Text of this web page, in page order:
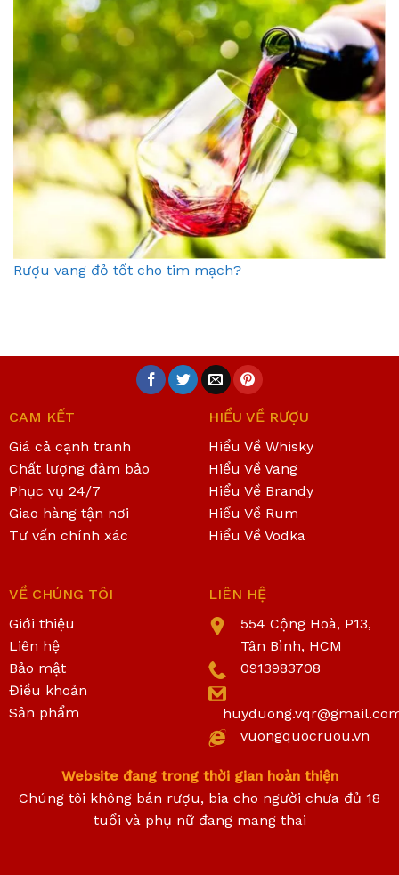
Rượu vang đỏ tốt cho tim mạch?
CAM KẾT
Giá cả cạnh tranh
Chất lượng đảm bảo
Phục vụ 24/7
Giao hàng tận nơi
Tư vấn chính xác
HIỂU VỀ RƯỢU
Hiểu Về Whisky
Hiểu Về Vang
Hiểu Về Brandy
Hiểu Về Rum
Hiểu Về Vodka
VỀ CHÚNG TÔI
Giới thiệu
Liên hệ
Bảo mật
Điều khoản
Sản phẩm
LIÊN HỆ
554 Cộng Hoà, P13,
Tân Bình, HCM
0913983708
vuongquocruou.vn
Website đang trong thời gian hoàn thiện
Chúng tôi không bán rượu, bia cho người chưa đủ 18
tuổi và phụ nữ đang mang thai